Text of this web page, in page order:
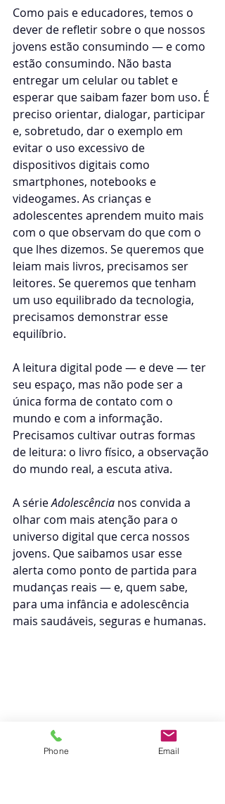
Como pais e educadores, temos o
dever de refletir sobre o que nossos
jovens estão consumindo — e como
estão consumindo. Não basta
entregar um celular ou tablet e
esperar que saibam fazer bom uso. É
preciso orientar, dialogar, participar
e, sobretudo, dar o exemplo em
evitar o uso excessivo de
dispositivos digitais como
smartphones, notebooks e
videogames. As crianças e
adolescentes aprendem muito mais
com o que observam do que com o
que lhes dizemos. Se queremos que
leiam mais livros, precisamos ser
leitores. Se queremos que tenham
um uso equilibrado da tecnologia,
precisamos demonstrar esse
equilíbrio.
A leitura digital pode — e deve — ter
seu espaço, mas não pode ser a
única forma de contato com o
mundo e com a informação.
Precisamos cultivar outras formas
de leitura: o livro físico, a observação
do mundo real, a escuta ativa.
A série Adolescência nos convida a
olhar com mais atenção para o
universo digital que cerca nossos
jovens. Que saibamos usar esse
alerta como ponto de partida para
mudanças reais — e, quem sabe,
para uma infância e adolescência
mais saudáveis, seguras e humanas.
Phone Email